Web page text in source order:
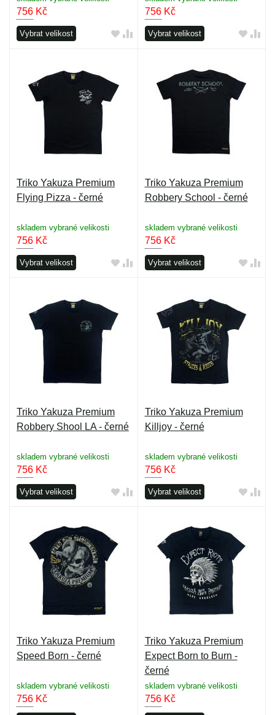
756 Kč
Vybrat velikost
756Kč
Vybrat velikost
Triko Yakuza Premium
Flying Pizza - černé
skladem vybrané velikosti
756 Kč
Vybrat velikost
Triko Yakuza Premium
Robbery School - černé
skladem vybrané velikosti
756Kč
Vybrat velikost
Triko Yakuza Premium
Robbery Shool LA - černé
skladem vybrané velikosti
756 Kč
Vybrat velikost
Triko Yakuza Premium
Killjoy - černé
skladem vybrané velikosti
756Kč
Vybrat velikost
Triko Yakuza Premium
Speed Born - černé
skladem vybrané velikosti
756 Kč
Triko Yakuza Premium
Expect Born to Burn -
černé
skladem vybrané velikosti
756Kč